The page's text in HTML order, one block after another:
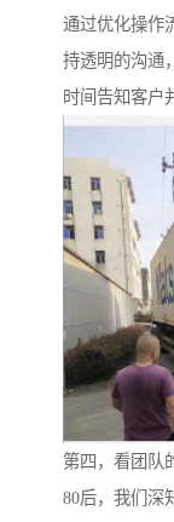
通过优化操作
持透明的沟通
时间告知客户
第四，看团队
80后，我们深